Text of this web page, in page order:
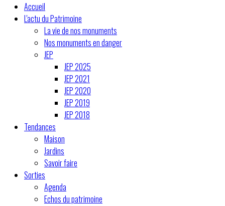
Accueil
L'actu du Patrimoine
La vie de nos monuments
Nos monuments en danger
JEP
JEP 2025
JEP 2021
JEP 2020
JEP 2019
JEP 2018
Tendances
Maison
Jardins
Savoir faire
Sorties
Agenda
Echos du patrimoine